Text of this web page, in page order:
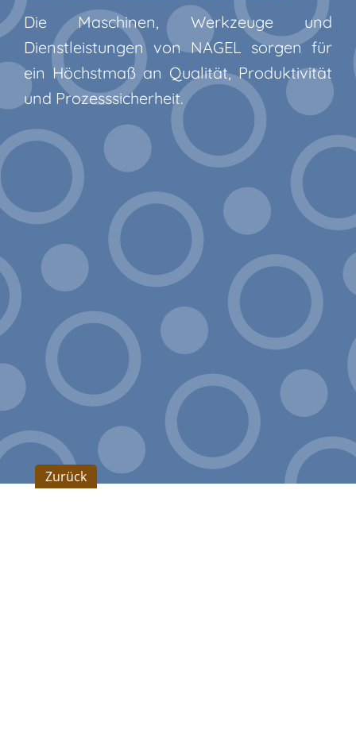
Die Maschinen, Werkzeuge und
Dienstleistungen von NAGEL sorgen für
ein Höchstmaß an Qualität, Produktivität
und Prozesssicherheit.
Zurück